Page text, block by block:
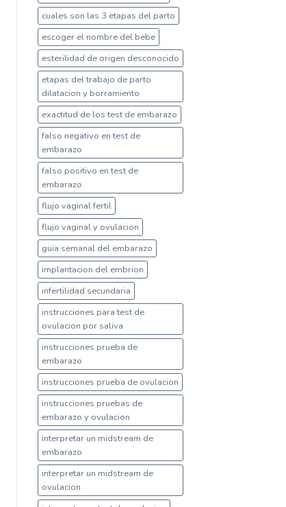
cuales son las 3 etapas del parto
escoger el nombre del bebe
esterilidad de origen desconocido
etapas del trabajo de parto
dilatacion y borramiento
exactitud de los test de embarazo
falso negativo en test de
embarazo
falso positivo en test de
embarazo
flujo vaginal fertil
flujo vaginal y ovulacion
guia semanal del embarazo
implantacion del embrion
infertilidad secundaria
instrucciones para test de
ovulacion por saliva
instrucciones prueba de
embarazo
instrucciones prueba de ovulacion
instrucciones pruebas de
embarazo y ovulacion
interpretar un midstream de
embarazo
interpretar un midstream de
ovulacion